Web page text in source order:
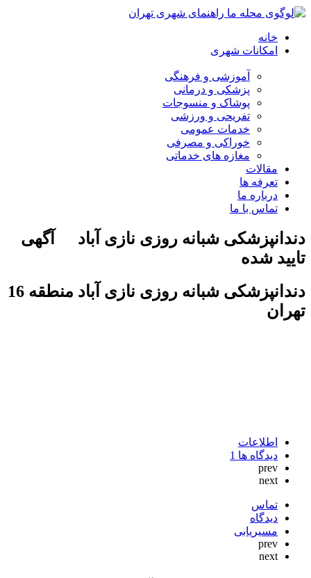
خانه
امکانات شهری
آموزشی و فرهنگی
پزشکی و درمانی
پوشاک و منسوجات
تفریحی و ورزشی
خدمات عمومی
خوراکی و مصرفی
مغازه های خدماتی
مقالات
تعرفه ها
درباره ما
تماس با ما
دندانپزشکی شبانه روزی نازی آباد
آگهی
تایید شده
دندانپزشکی شبانه روزی نازی آباد منطقه 16
تهران
اطلاعات
دیدگاه ها 1
prev
next
تماس
دیدگاه
مسیریابی
prev
next